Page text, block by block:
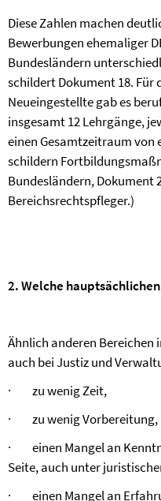
Diese Zahlen machen
Bewerbungen ehemaliger
Bundesländern
schildert Dokument 18. Für
Neueingestellte gab es
insgesamt 12 Lehrgänge,
einen Gesamtzeitraum von
schildern
Bundesländern, Dokument
Bereichsrechtspfleger.)
2. Welche
Ähnlich anderen Bereichen
auch bei Justiz und
·
zu wenig Zeit,
·
zu wenig Vorbereitung,
·
einen Mangel an
Seite, auch unter
·
einen Mangel an